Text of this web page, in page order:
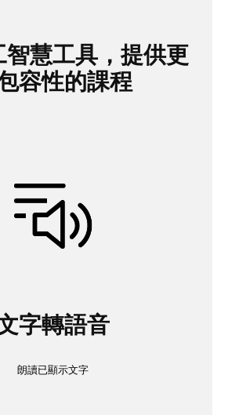
智慧工具，提供更
容性的課程
字轉語音
朗讀已顯示文字